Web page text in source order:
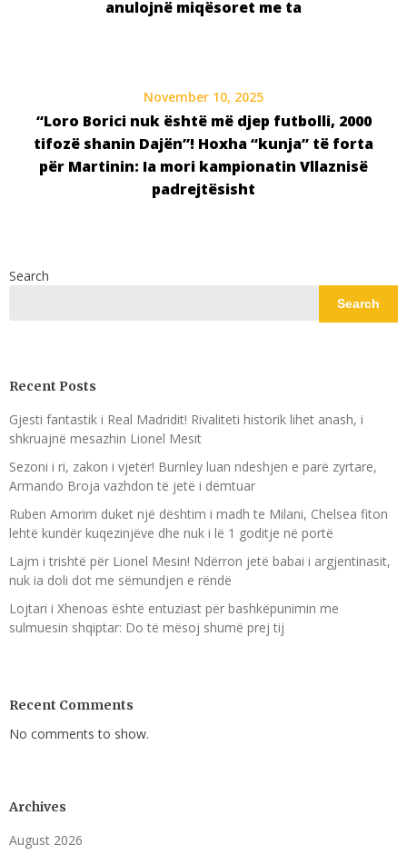
anulojnë miqësoret me ta
November 10, 2025
“Loro Borici nuk është më djep futbolli, 2000
tifozë shanin Dajën”! Hoxha “kunja” të forta
për Martinin: Ia mori kampionatin Vllaznisë
padrejtësisht
Search
Search
Recent Posts
Gjesti fantastik i Real Madridit! Rivaliteti historik lihet anash, i
shkruajnë mesazhin Lionel Mesit
Sezoni i ri, zakon i vjetër! Burnley luan ndeshjen e parë zyrtare,
Armando Broja vazhdon të jetë i dëmtuar
Ruben Amorim duket një dështim i madh te Milani, Chelsea fiton
lehtë kundër kuqezinjëve dhe nuk i lë 1 goditje në portë
Lajm i trishtë për Lionel Mesin! Ndërron jetë babai i argjentinasit,
nuk ia doli dot me sëmundjen e rëndë
Lojtari i Xhenoas është entuziast për bashkëpunimin me
sulmuesin shqiptar: Do të mësoj shumë prej tij
Recent Comments
No comments to show.
Archives
August 2026